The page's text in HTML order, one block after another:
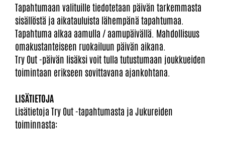
Tapahtumaan valituille tiedotetaan päivän tarkemmasta
sisällöstä ja aikatauluista lähempänä tapahtumaa.
Tapahtuma alkaa aamulla / aamupäivällä. Mahdollisuus
omakustanteiseen ruokailuun päivän aikana.
Try Out -päivän lisäksi voit tulla tutustumaan joukkueiden
toimintaan erikseen sovittavana ajankohtana.
LISÄTIETOJA
Lisätietoja Try Out -tapahtumasta ja Jukureiden
toiminnasta: